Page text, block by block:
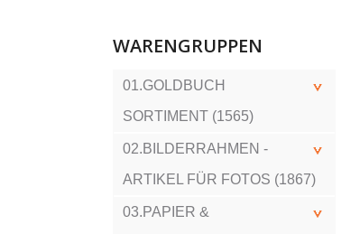
WARENGRUPPEN
01.GOLDBUCH
SORTIMENT (1565)
02.BILDERRAHMEN -
ARTIKEL FÜR FOTOS (1867)
03.PAPIER &